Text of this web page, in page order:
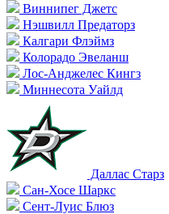
Виннипег Джетс
Нэшвилл Предаторз
Калгари Флэймз
Колорадо Эвеланш
Лос-Анджелес Кингз
Миннесота Уайлд
Даллас Старз
Сан-Хосе Шаркс
Сент-Луис Блюз